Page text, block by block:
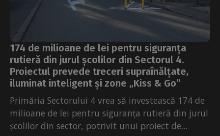
174 de milioane de lei pentru siguranța
rutieră din jurul școlilor din Sectorul 4.
Proiectul prevede treceri supraînălțate,
iluminat inteligent și zone „Kiss & Go”
Primăria Sectorului 4 vrea să investească 174 de
milioane de lei pentru siguranța rutieră din jurul
școlilor din sector, potrivit unui proiect de...